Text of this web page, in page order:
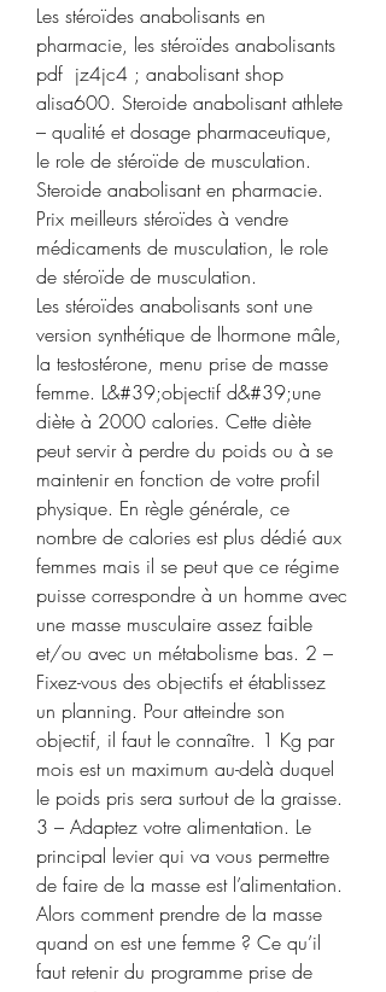
Les stéroïdes anabolisants en
pharmacie, les stéroïdes anabolisants
pdf  jz4jc4 ; anabolisant shop
alisa600. Steroide anabolisant athlete
– qualité et dosage pharmaceutique,
le role de stéroïde de musculation.
Steroide anabolisant en pharmacie.
Prix meilleurs stéroïdes à vendre
médicaments de musculation, le role
de stéroïde de musculation.
Les stéroïdes anabolisants sont une
version synthétique de lhormone mâle,
la testostérone, menu prise de masse
femme. L&#39;objectif d&#39;une
diète à 2000 calories. Cette diète
peut servir à perdre du poids ou à se
maintenir en fonction de votre profil
physique. En règle générale, ce
nombre de calories est plus dédié aux
femmes mais il se peut que ce régime
puisse correspondre à un homme avec
une masse musculaire assez faible
et/ou avec un métabolisme bas. 2 –
Fixez-vous des objectifs et établissez
un planning. Pour atteindre son
objectif, il faut le connaître. 1 Kg par
mois est un maximum au-delà duquel
le poids pris sera surtout de la graisse.
3 – Adaptez votre alimentation. Le
principal levier qui va vous permettre
de faire de la masse est l’alimentation.
Alors comment prendre de la masse
quand on est une femme ? Ce qu’il
faut retenir du programme prise de